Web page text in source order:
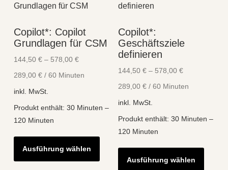
Optionen
auf
Produktseite
Copilot*: Copilot
Grundlagen für CSM
144,50 €– 578,00 €
289,00 €/ 60 Minuten
inkl. MwSt.
Produkt enthält: 30 Minuten –
120 Minuten
Ausführung wählen
Dieses
Produkt
weist
Copilot*:
Geschäftsziele
definieren
144,50 €– 578,00 €
289,00 €/ 60 Minuten
inkl. MwSt.
Produkt enthält: 30 Minuten –
120 Minuten
Ausführung wählen